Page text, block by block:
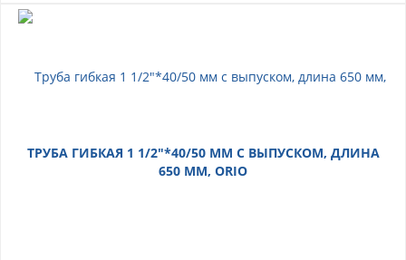
ТРУБА ГИБКАЯ 1 1/2"*40/50 ММ С ВЫПУСКОМ, ДЛИНА
650 ММ, ORIO